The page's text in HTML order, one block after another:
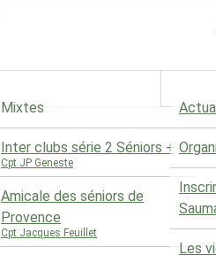
Mixtes
Inter clubs série 2 Séniors +
Cpt JP Geneste
Amicale des séniors de
Provence
Cpt Jacques Feuillet
Les